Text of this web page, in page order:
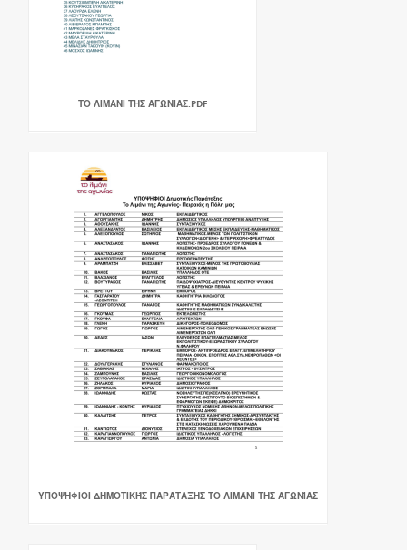
ΤΟ ΛΙΜΑΝΙ ΤΗΣ ΑΓΩΝΙΑΣ.PDF
ΥΠΟΨΗΦΙΟΙ ΔΗΜΟΤΙΚΉΣ ΠΑΡΆΤΑΞΗΣ ΤΟ ΛΙΜΆΝΙ ΤΗΣ ΑΓΩΝΊΑΣ